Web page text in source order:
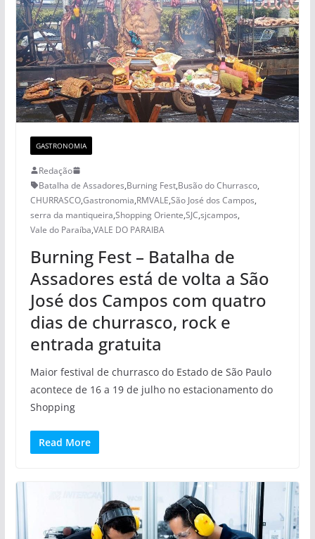
GASTRONOMIA
Redação
Batalha de Assadores,Burning Fest,Busão do Churrasco,
CHURRASCO,Gastronomia,RMVALE,São José dos Campos,
serra da mantiqueira,Shopping Oriente,SJC,sjcampos,
Vale do Paraíba,VALE DO PARAIBA
Burning Fest – Batalha de
Assadores está de volta a São
José dos Campos com quatro
dias de churrasco, rock e
entrada gratuita
Maior festival de churrasco do Estado de São Paulo
acontece de 16 a 19 de julho no estacionamento do
Shopping
Read More